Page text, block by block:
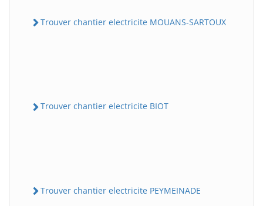
Trouver chantier electricite MOUANS-SARTOUX
Trouver chantier electricite BIOT
Trouver chantier electricite PEYMEINADE